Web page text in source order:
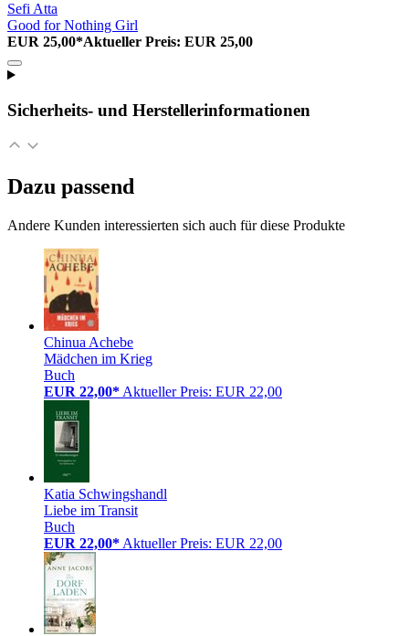
Sefi Atta
Good for Nothing Girl
EUR 25,00*Aktueller Preis: EUR 25,00
Sicherheits- und Herstellerinformationen
Dazu passend
Andere Kunden interessierten sich auch für diese Produkte
Chinua Achebe
Mädchen im Krieg
Buch
EUR 22,00* Aktueller Preis: EUR 22,00
Katia Schwingshandl
Liebe im Transit
Buch
EUR 22,00* Aktueller Preis: EUR 22,00